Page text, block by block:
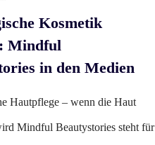
Kosmetik
Mindful
in den Medien
Hautpflege – wenn die Haut
Mindful Beautystories steht für